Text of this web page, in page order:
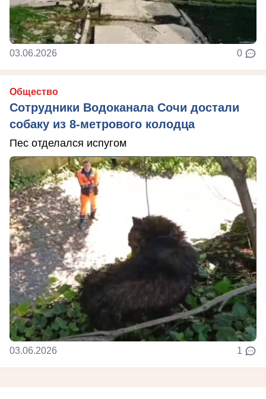
03.06.2026 0
Общество
Сотрудники Водоканала Сочи достали
собаку из 8-метрового колодца
Пес отделался испугом
03.06.2026 1